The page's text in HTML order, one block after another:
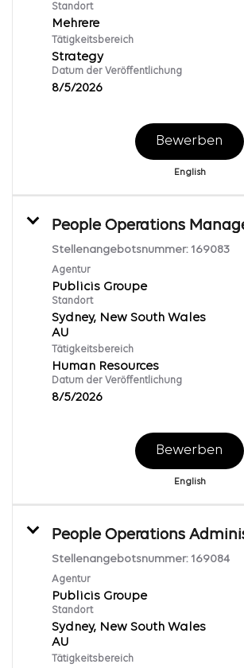
Standort
Mehrere
Tätigkeitsbereich
Strategy
Datum der Veröffentlichung
8/5/2026
Bewerben
English
People Operations
Stellenangebotsnummer: 169083
Agentur
Publicis Groupe
Standort
Sydney, New South Wales
Tätigkeitsbereich
Human Resources
Datum der Veröffentlichung
8/5/2026
Bewerben
English
People Operations
Stellenangebotsnummer: 169084
Agentur
Publicis Groupe
Standort
Sydney, New South Wales
Tätigkeitsbereich